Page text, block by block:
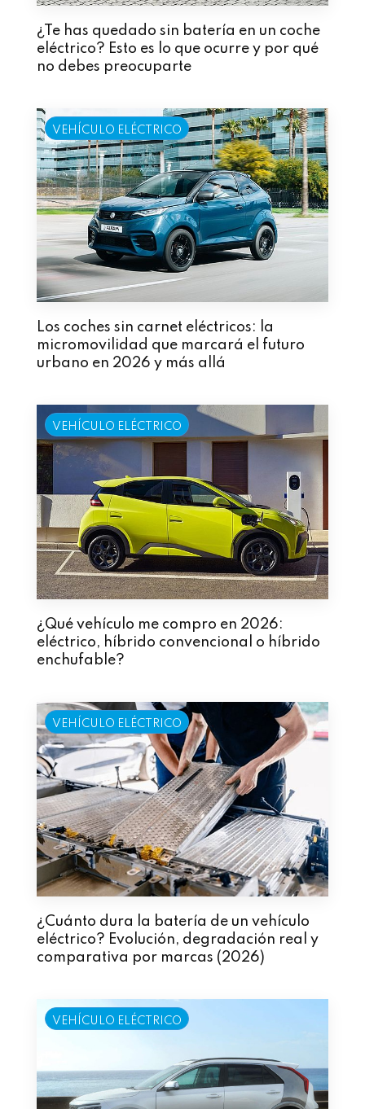
¿Te has quedado sin batería en un coche
eléctrico? Esto es lo que ocurre y por qué
no debes preocuparte
VEHÍCULO ELÉCTRICO
Los coches sin carnet eléctricos: la
micromovilidad que marcará el futuro
urbano en 2026 y más allá
VEHÍCULO ELÉCTRICO
¿Qué vehículo me compro en 2026:
eléctrico, híbrido convencional o híbrido
enchufable?
VEHÍCULO ELÉCTRICO
¿Cuánto dura la batería de un vehículo
eléctrico? Evolución, degradación real y
comparativa por marcas (2026)
VEHÍCULO ELÉCTRICO